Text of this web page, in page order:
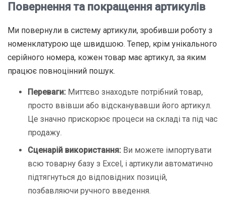
Повернення та покращення артикулів
Ми повернули в систему артикули, зробивши роботу з
номенклатурою ще швидшою. Тепер, крім унікального
серійного номера, кожен товар має артикул, за яким
працює повноцінний пошук.
Переваги: Миттєво знаходьте потрібний товар,
просто ввівши або відсканувавши його артикул.
Це значно прискорює процеси на складі та під час
продажу.
Сценарій використання: Ви можете імпортувати
всю товарну базу з Excel, і артикули автоматично
підтягнуться до відповідних позицій,
позбавляючи ручного введення.